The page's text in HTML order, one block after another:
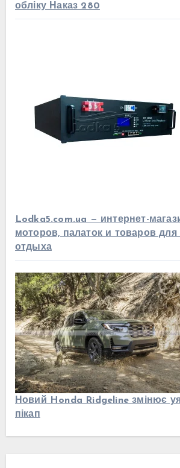
обліку Наказ 280
Lodka5.com.ua — интернет-
моторов, палаток и товаров для
отдыха
Новий Honda Ridgeline змінює
пікап